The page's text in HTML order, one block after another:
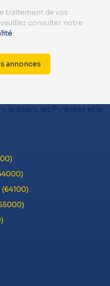
traitement de vos
consulter notre
.
annonces